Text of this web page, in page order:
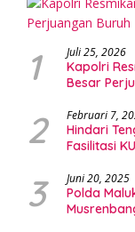
1 Juli 25, 2026
Kapolri
Besar
2 Februari 7,
Hindari
Fasilitasi
3 Juni 20, 2025
Polda